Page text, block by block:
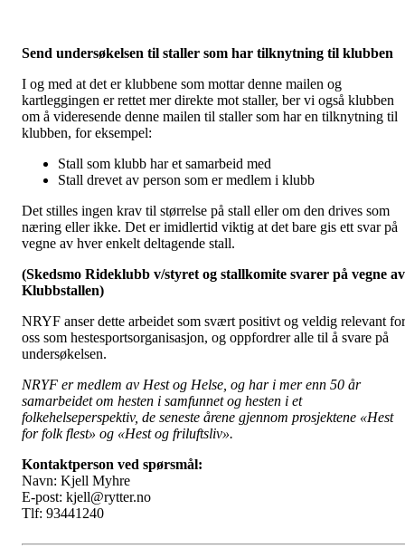
Send undersøkelsen til staller som har tilknytning til klubben
I og med at det er klubbene som mottar denne mailen og
kartleggingen er rettet mer direkte mot staller, ber vi også klubben
om å videresende denne mailen til staller som har en tilknytning til
klubben, for eksempel:
Stall som klubb har et samarbeid med
Stall drevet av person som er medlem i klubb
Det stilles ingen krav til størrelse på stall eller om den drives som
næring eller ikke. Det er imidlertid viktig at det bare gis ett svar på
vegne av hver enkelt deltagende stall.
(Skedsmo Rideklubb v/styret og stallkomite svarer på vegne av
Klubbstallen)
NRYF anser dette arbeidet som svært positivt og veldig relevant for
oss som hestesportsorganisasjon, og oppfordrer alle til å svare på
undersøkelsen.
NRYF er medlem av Hest og Helse, og har i mer enn 50 år
samarbeidet om hesten i samfunnet og hesten i et
folkehelseperspektiv, de seneste årene gjennom prosjektene «Hest
for folk flest» og «Hest og friluftsliv».
Kontaktperson ved spørsmål:
Navn: Kjell Myhre
E-post: kjell@rytter.no
Tlf: 93441240